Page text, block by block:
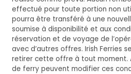
effectué pour toute portion non
pourra être transféré à une
soumise à disponibilité et aux
réservation et de voyage de
avec d’autres offres. Irish Ferries
retirer cette offre à tout moment.
de ferry peuvent modifier ces